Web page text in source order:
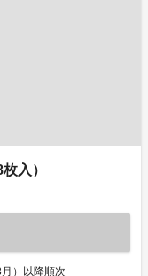
入）
）以降順次